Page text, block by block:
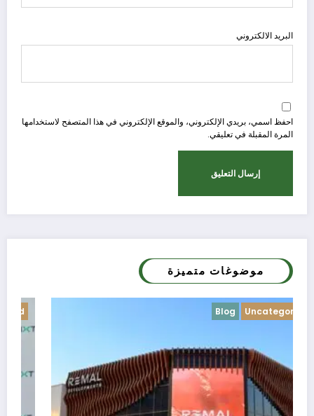
البريد الالكتروني
احفظ اسمي، بريدي الإلكتروني، والموقع الإلكتروني في هذا المتصفح لاستخدامها
المرة المقبلة في تعليقي.
موضوغات متميزة
Uncategorized